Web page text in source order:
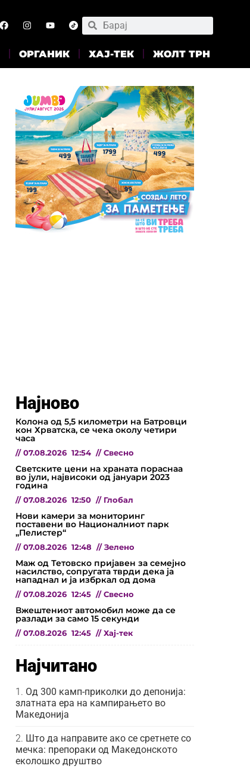
ОРГАНИК ХАЈ-ТЕК ЖОЛТ ТРН
Најново
Колона од 5,5 километри на Батровци
кон Хрватска, се чека околу четири
часа
// 07.08.2026 12:54 // Свесно
Светските цени на храната пораснаа
во јули, највисоки од јануари 2023
година
// 07.08.2026 12:50 // Глобал
Нови камери за мониторинг
поставени во Националниот парк
„Пелистер“
// 07.08.2026 12:48 // Зелено
Маж од Тетовско пријавен за семејно
насилство, сопругата тврди дека ја
нападнал и ја избркал од дома
// 07.08.2026 12:45 // Свесно
Вжештениот автомобил може да се
разлади за само 15 секунди
// 07.08.2026 12:45 // Хај-тек
Најчитано
Од 300 камп-приколки до депонија:
златната ера на кампирањето во
Македонија
Што да направите ако се сретнете со
мечка: препораки од Македонското
еколошко друштво